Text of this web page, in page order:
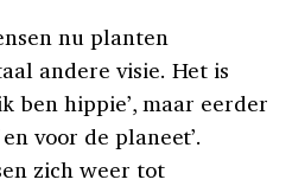
nu planten
andere visie. Het is
ben hippie’, maar eerder
voor de planeet’.
zich weer tot